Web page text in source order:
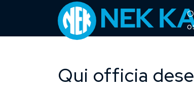
Qui officia